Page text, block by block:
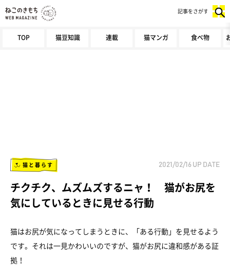
TOP 猫豆知識 連載 猫マンガ 食べ物
記事をさがす
猫と暮らす 2021/02/16 UP DATE
チクチク、ムズムズするニャ！ 猫がお尻を
気にしているときに見せる行動
猫はお尻が気になってしまうときに、「ある行動」を見せるよう
です。それは一見かわいいのですが、猫がお尻に違和感がある証
拠！